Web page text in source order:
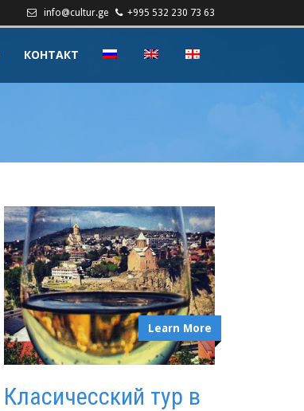
info@cultur.ge +995 532 230 73 63
КОНТАКТ
Learn More
Класичесский тур в